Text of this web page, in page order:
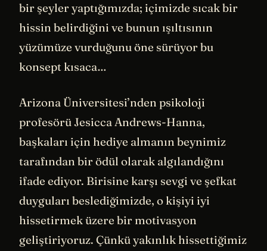
bir şeyler yaptığımızda; içimizde sıcak bir
hissin belirdiğini ve bunun ışıltısının
yüzümüze vurduğunu öne sürüyor bu
konsept kısaca…
Arizona Üniversitesi’nden psikoloji
profesörü Jesicca Andrews-Hanna,
başkaları için hediye almanın beynimiz
tarafından bir ödül olarak algılandığını
ifade ediyor. Birisine karşı sevgi ve şefkat
duyguları beslediğimizde, o kişiyi iyi
hissetirmek üzere bir motivasyon
geliştiriyoruz. Çünkü yakınlık hissettiğimiz